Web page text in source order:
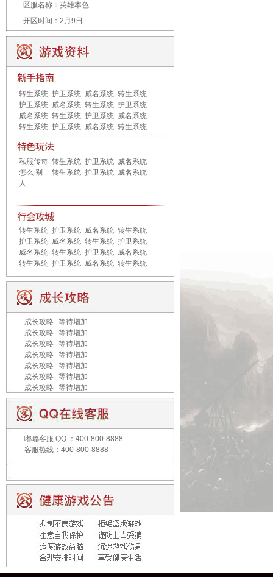
区服名称： 英雄本色
开区时间： 2月9日
转生系统 护卫系统 威名系统 转生系统
护卫系统 威名系统 转生系统 护卫系统
威名系统 转生系统 护卫系统 威名系统
转生系统 护卫系统 威名系统 转生系统
私服传奇
怎么 别
人
转生系统 护卫系统 威名系统
转生系统 护卫系统 威名系统
转生系统 护卫系统 威名系统 转生系统
护卫系统 威名系统 转生系统 护卫系统
威名系统 转生系统 护卫系统 威名系统
转生系统 护卫系统 威名系统 转生系统
成长攻略--等待增加
成长攻略--等待增加
成长攻略--等待增加
成长攻略--等待增加
成长攻略--等待增加
成长攻略--等待增加
成长攻略--等待增加
嘟嘟客服 QQ ：400-800-8888
客服热线：400-800-8888